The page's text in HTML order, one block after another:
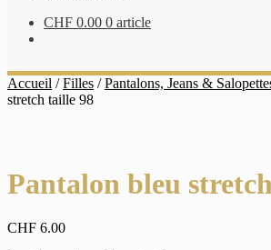
CHF 0.00 0 article
Accueil /Filles /Pantalons, Jeans &
stretch taille 98
Pantalon bleu
CHF 6.00